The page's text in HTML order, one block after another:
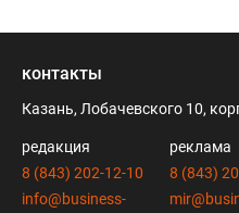
контакты
Казань, Лобачевского 10,
редакция
8 (843) 202-12-10
info@business-
реклама
8 (843)